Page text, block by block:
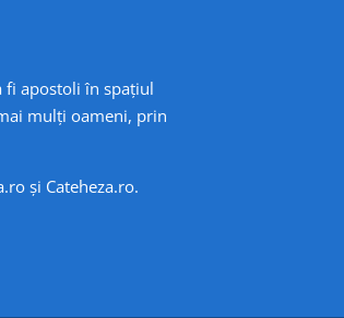
fi apostoli în spațiul
mulți oameni, prin
și Cateheza.ro.